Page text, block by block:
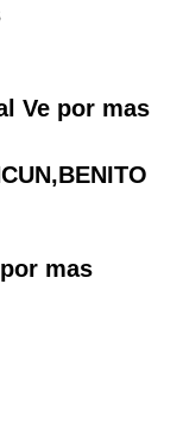
Ve por mas
mas